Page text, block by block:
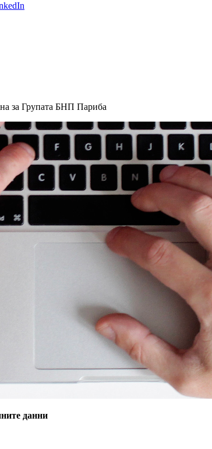
за Групата БНП Париба
данни